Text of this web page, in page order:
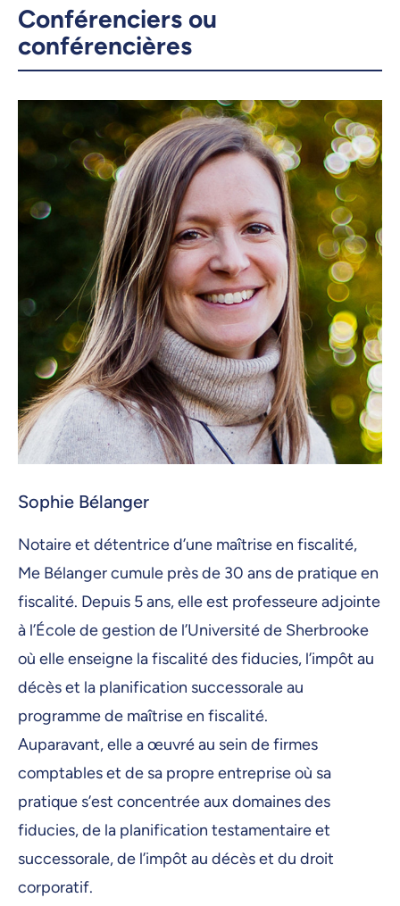
Conférenciers ou
conférencières
Sophie Bélanger
Notaire et détentrice d’une maîtrise en fiscalité,
Me Bélanger cumule près de 30 ans de pratique en
fiscalité. Depuis 5 ans, elle est professeure adjointe
à l’École de gestion de l’Université de Sherbrooke
où elle enseigne la fiscalité des fiducies, l’impôt au
décès et la planification successorale au
programme de maîtrise en fiscalité.
Auparavant, elle a œuvré au sein de firmes
comptables et de sa propre entreprise où sa
pratique s’est concentrée aux domaines des
fiducies, de la planification testamentaire et
successorale, de l’impôt au décès et du droit
corporatif.